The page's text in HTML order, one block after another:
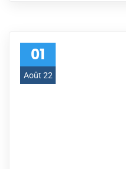
01
Août 22